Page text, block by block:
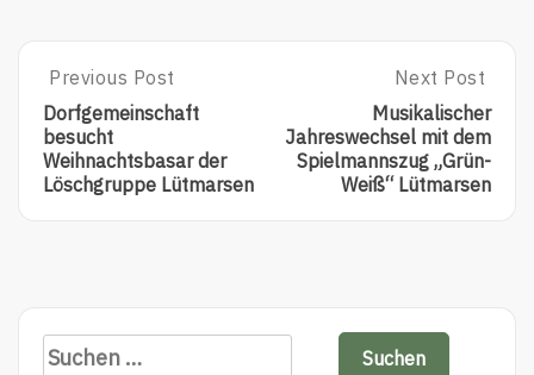
Previous Post
Dorfgemeinschaft
besucht
Weihnachtsbasar der
Löschgruppe Lütmarsen
Next Post
Musikalischer
Jahreswechsel mit dem
Spielmannszug „Grün-
Weiß“ Lütmarsen